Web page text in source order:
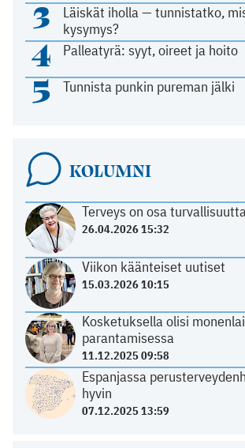
3
Läiskät iholla — tunnistatko,
kysymys?
4 Palleatyrä: syyt, oireet ja hoito
5 Tunnista punkin pureman jälki
KOLUMNI
Terveys on osa turvallisuutta
26.04.2026 15:32
Viikon käänteiset uutiset
15.03.2026 10:15
Kosketuksella olisi
parantamisessa
11.12.2025 09:58
Espanjassa
hyvin
07.12.2025 13:59